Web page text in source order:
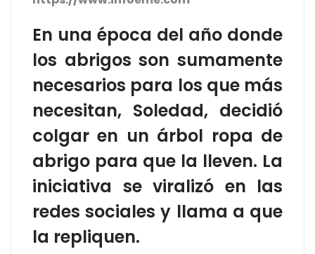
En una época del año donde
los abrigos son sumamente
necesarios para los que más
necesitan, Soledad, decidió
colgar en un árbol ropa de
abrigo para que la lleven. La
iniciativa se viralizó en las
redes sociales y llama a que
la repliquen.